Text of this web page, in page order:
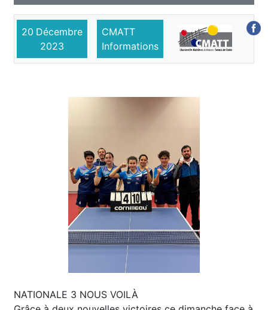
20 Décembre
2023
CMATT
Informations
NATIONALE 3 NOUS VOILÀ